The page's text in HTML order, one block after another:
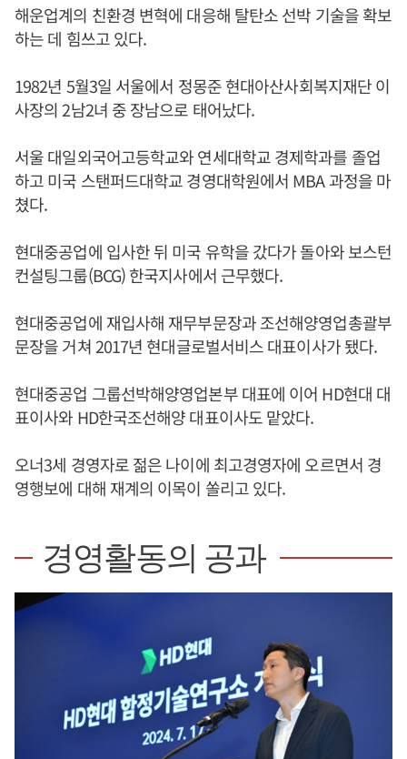
해운업계의 친환경 변혁에 대응해 탈탄소 선박 기술을 확보
하는 데 힘쓰고 있다.
1982년 5월3일 서울에서 정몽준 현대아산사회복지재단 이
사장의 2남2녀 중 장남으로 태어났다.
서울 대일외국어고등학교와 연세대학교 경제학과를 졸업
하고 미국 스탠퍼드대학교 경영대학원에서 MBA 과정을 마
쳤다.
현대중공업에 입사한 뒤 미국 유학을 갔다가 돌아와 보스턴
컨설팅그룹(BCG) 한국지사에서 근무했다.
현대중공업에 재입사해 재무부문장과 조선해양영업총괄부
문장을 거쳐 2017년 현대글로벌서비스 대표이사가 됐다.
현대중공업 그룹선박해양영업본부 대표에 이어 HD현대 대
표이사와 HD한국조선해양 대표이사도 맡았다.
오너3세 경영자로 젊은 나이에 최고경영자에 오르면서 경
영행보에 대해 재계의 이목이 쏠리고 있다.
경영활동의 공과